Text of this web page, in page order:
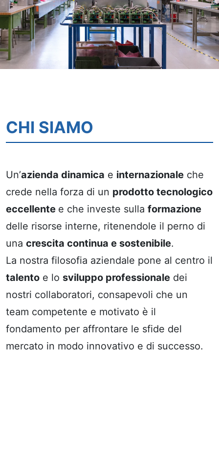
CHI SIAMO
Un’azienda dinamica e internazionale che
crede nella forza di un prodotto tecnologico
eccellente e che investe sulla formazione
delle risorse interne, ritenendole il perno di
una crescita continua e sostenibile.
La nostra filosofia aziendale pone al centro il
talento e lo sviluppo professionale dei
nostri collaboratori, consapevoli che un
team competente e motivato è il
fondamento per affrontare le sfide del
mercato in modo innovativo e di successo.